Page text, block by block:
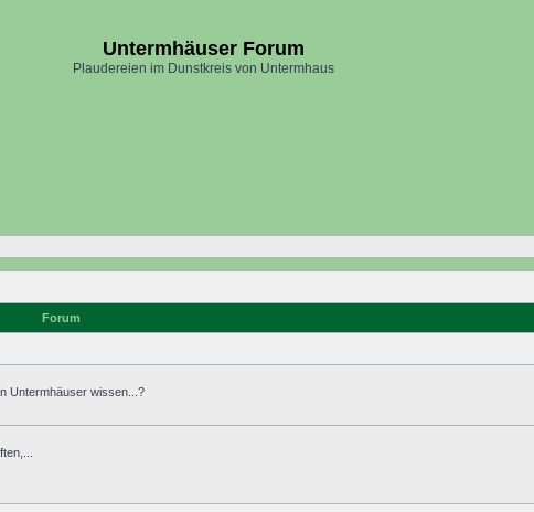
Untermhäuser Forum
Plaudereien im Dunstkreis von Untermhaus
Forum
Untermhäuser wissen...?